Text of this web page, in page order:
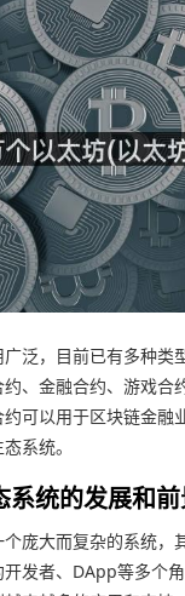
泛，目前已有多种类
、金融合约、游戏合
可以用于区块链金融
系统。
系统的发展和
庞大而复杂的系统，
发者、DApp等多个